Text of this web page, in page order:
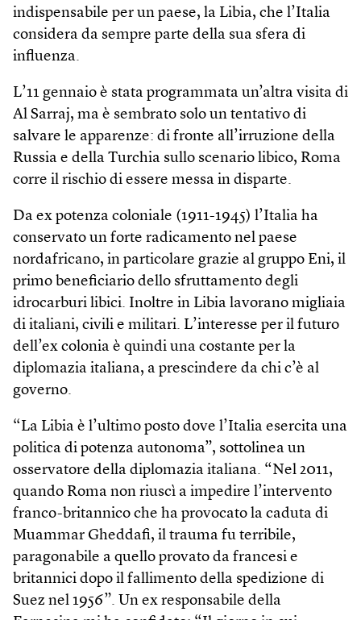
indispensabile per un paese, la Libia, che l’Italia
considera da sempre parte della sua sfera di
influenza.
L’11 gennaio è stata programmata un’altra visita di
Al Sarraj, ma è sembrato solo un tentativo di
salvare le apparenze: di fronte all’irruzione della
Russia e della Turchia sullo scenario libico, Roma
corre il rischio di essere messa in disparte.
Da ex potenza coloniale (1911-1945) l’Italia ha
conservato un forte radicamento nel paese
nordafricano, in particolare grazie al gruppo Eni, il
primo beneficiario dello sfruttamento degli
idrocarburi libici. Inoltre in Libia lavorano migliaia
di italiani, civili e militari. L’interesse per il futuro
dell’ex colonia è quindi una costante per la
diplomazia italiana, a prescindere da chi c’è al
governo.
“La Libia è l’ultimo posto dove l’Italia esercita una
politica di potenza autonoma”, sottolinea un
osservatore della diplomazia italiana. “Nel 2011,
quando Roma non riuscì a impedire l’intervento
franco-britannico che ha provocato la caduta di
Muammar Gheddafi, il trauma fu terribile,
paragonabile a quello provato da francesi e
britannici dopo il fallimento della spedizione di
Suez nel 1956”. Un ex responsabile della